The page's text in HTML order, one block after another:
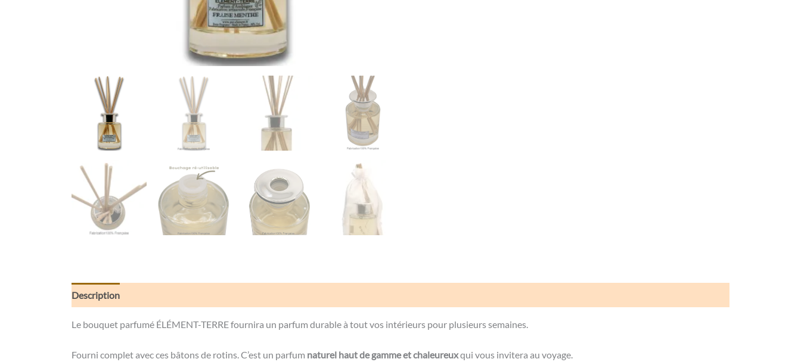
Description
Le bouquet parfumé ÉLÉMENT-TERRE fournira un parfum durable à tout vos intérieurs pour plusieurs semaines.
Fourni complet avec ces bâtons de rotins. C’est un parfum naturel haut de gamme et chaleureuxqui vous invitera au voyage.